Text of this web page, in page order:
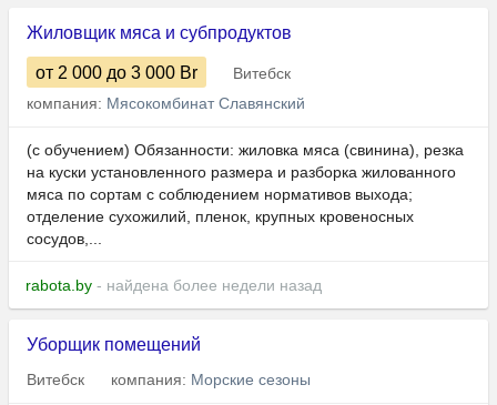
Жиловщик мяса и субпродуктов
от 2 000 до 3 000 Br
Витебск
компания: Мясокомбинат Славянский
(с обучением) Обязанности: жиловка мяса (свинина), резка
на куски установленного размера и разборка жилованного
мяса по сортам с соблюдением нормативов выхода;
отделение сухожилий, пленок, крупных кровеносных
сосудов,...
rabota.by - найдена более недели назад
Уборщик помещений
Витебск компания: Морские сезоны